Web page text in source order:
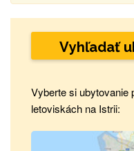
Vyhľadať
Vyberte si ubytovanie
letoviskách na Istrii: